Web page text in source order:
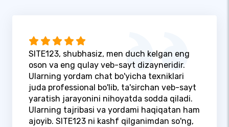
SITE123, shubhasiz, men duch kelgan eng
oson va eng qulay veb-sayt dizayneridir.
Ularning yordam chat bo'yicha texniklari
juda professional bo'lib, ta'sirchan veb-sayt
yaratish jarayonini nihoyatda sodda qiladi.
Ularning tajribasi va yordami haqiqatan ham
ajoyib. SITE123 ni kashf qilganimdan so'ng,